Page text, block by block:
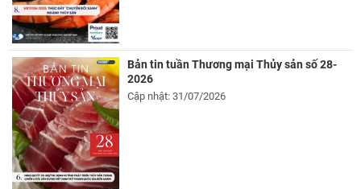
Bản tin tuần Thương mại Thủy sản số 28-
2026
Cập nhật: 31/07/2026